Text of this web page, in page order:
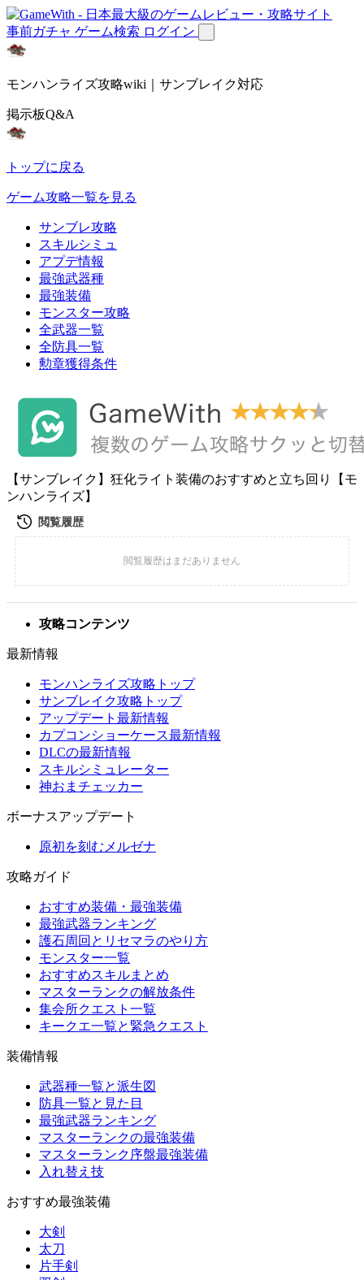
事前ガチャ ゲーム検索 ログイン
モンハンライズ攻略wiki｜サンブレイク対応
掲示板Q&A
トップに戻る
ゲーム攻略一覧を見る
サンブレ攻略
スキルシミュ
アプデ情報
最強武器種
最強装備
モンスター攻略
全武器一覧
全防具一覧
勲章獲得条件
【サンブレイク】狂化ライト装備のおすすめと立ち回り【モ
ンハンライズ】
攻略コンテンツ
最新情報
モンハンライズ攻略トップ
サンブレイク攻略トップ
アップデート最新情報
カプコンショーケース最新情報
DLCの最新情報
スキルシミュレーター
神おまチェッカー
ボーナスアップデート
原初を刻むメルゼナ
攻略ガイド
おすすめ装備・最強装備
最強武器ランキング
護石周回とリセマラのやり方
モンスター一覧
おすすめスキルまとめ
マスターランクの解放条件
集会所クエスト一覧
キークエ一覧と緊急クエスト
装備情報
武器種一覧と派生図
防具一覧と見た目
最強武器ランキング
マスターランクの最強装備
マスターランク序盤最強装備
入れ替え技
おすすめ最強装備
大剣
太刀
片手剣